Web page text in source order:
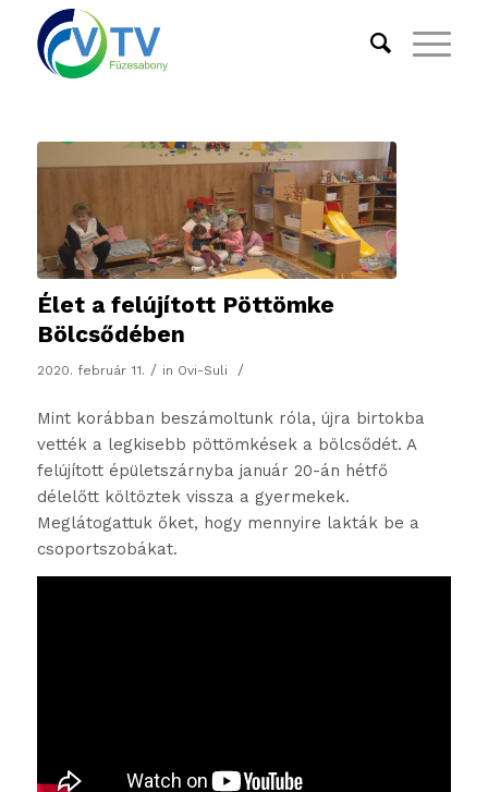
Élet a felújított Pöttömke
Bölcsődében
2020. február 11. / in Ovi-Suli /
Mint korábban beszámoltunk róla, újra birtokba
vették a legkisebb pöttömkések a bölcsődét. A
felújított épületszárnyba január 20-án hétfő
délelőtt költöztek vissza a gyermekek.
Meglátogattuk őket, hogy mennyire lakták be a
csoportszobákat.